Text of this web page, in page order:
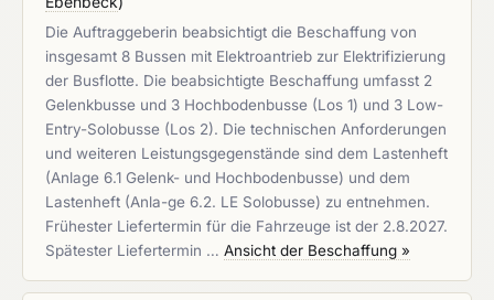
Die Auftraggeberin beabsichtigt die Beschaffung von
insgesamt 8 Bussen mit Elektroantrieb zur Elektrifizierung
der Busflotte. Die beabsichtigte Beschaffung umfasst 2
Gelenkbusse und 3 Hochbodenbusse (Los 1) und 3 Low-
Entry-Solobusse (Los 2). Die technischen Anforderungen
und weiteren Leistungsgegenstände sind dem Lastenheft
(Anlage 6.1 Gelenk- und Hochbodenbusse) und dem
Lastenheft (Anla-ge 6.2. LE Solobusse) zu entnehmen.
Frühester Liefertermin für die Fahrzeuge ist der 2.8.2027.
Spätester Liefertermin … Ansicht der Beschaffung »